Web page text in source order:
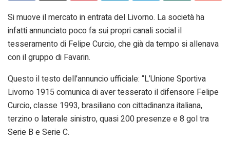
Si muove il mercato in entrata del Livorno. La società ha
infatti annunciato poco fa sui propri canali social il
tesseramento di Felipe Curcio, che già da tempo si allenava
con il gruppo di Favarin.
Questo il testo dell’annuncio ufficiale: “L’Unione Sportiva
Livorno 1915 comunica di aver tesserato il difensore Felipe
Curcio, classe 1993, brasiliano con cittadinanza italiana,
terzino o laterale sinistro, quasi 200 presenze e 8 gol tra
Serie B e Serie C.